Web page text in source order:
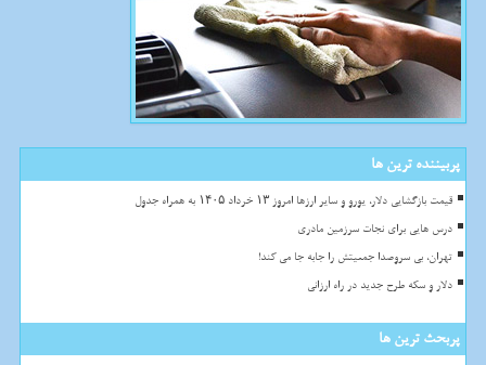
پربیننده ترین ها
قیمت بازگشایی دلار، یورو و سایر ارزها امروز ۱۳ خرداد ۱۴۰۵ به همراه جدول
درس هایی برای نجات سرزمین مادری
تهران، بی سروصدا جمعیتش را جابه جا می کند!
دلار و سکه طرح جدید در راه ارزانی
پربحث ترین ها